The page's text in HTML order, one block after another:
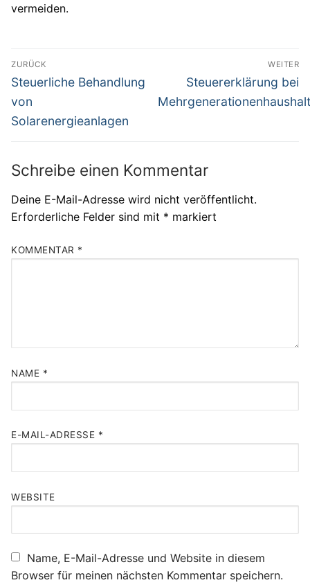
vermeiden.
Beitragsnavigation
ZURÜCK
Vorheriger
Beitrag:
Steuerliche Behandlung
von
Solarenergieanlagen
WEITER
Nächster
Beitrag:
Steuererklärung bei
Schreibe einen Kommentar
Deine E-Mail-Adresse wird nicht veröffentlicht.
Erforderliche Felder sind mit * markiert
KOMMENTAR *
NAME *
E-MAIL-ADRESSE *
WEBSITE
Name, E-Mail-Adresse und Website in diesem
Browser für meinen nächsten Kommentar speichern.